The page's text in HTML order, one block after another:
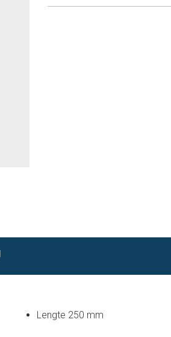
Lengte 250 mm